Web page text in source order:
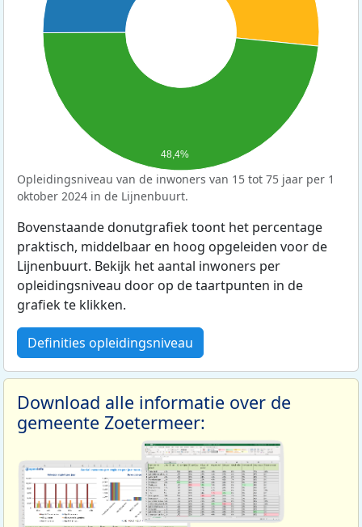
48,4%
Opleidingsniveau van de inwoners van 15 tot 75 jaar per 1
oktober 2024 in de Lijnenbuurt.
Bovenstaande donutgrafiek toont het percentage
praktisch, middelbaar en hoog opgeleiden voor de
Lijnenbuurt. Bekijk het aantal inwoners per
opleidingsniveau door op de taartpunten in de
grafiek te klikken.
Definities opleidingsniveau
Download alle informatie over de
gemeente Zoetermeer: